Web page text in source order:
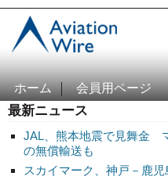
ホーム 会員用ページ
最新ニュース
JAL、熊本地震で見舞金
の無償輸送も
スカイマーク、神戸－鹿